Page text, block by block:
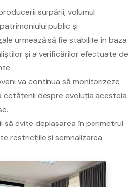
surpării, volumul
public și
urmează să fie stabilite în baza
și a verificărilor efectuate de
va continua să monitorizeze
cetățenii despre evoluția acesteia
să evite deplasarea în perimetrul
restricțiile și semnalizarea